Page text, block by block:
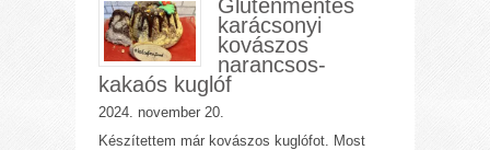
Gluténmentes
karácsonyi
kovászos
narancsos-
kakaós kuglóf
2024. november 20.
Készítettem már kovászos kuglófot. Most